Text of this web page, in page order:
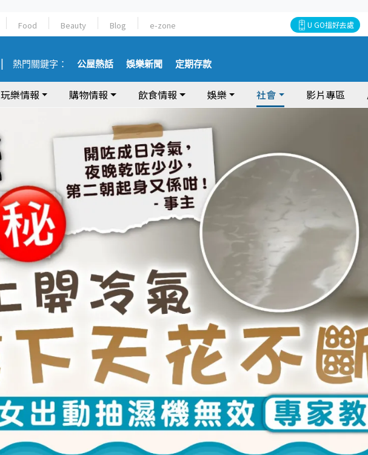
Food Beauty Blog e-zone U GO搵好去處
熱門關鍵字： 公屋熱話 娛樂新聞 定期存款
玩樂情報 購物情報 飲食情報 娛樂 社會 影片專區